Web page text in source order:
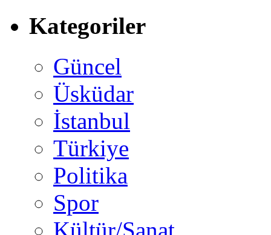
Kategoriler
Güncel
Üsküdar
İstanbul
Türkiye
Politika
Spor
Kültür/Sanat